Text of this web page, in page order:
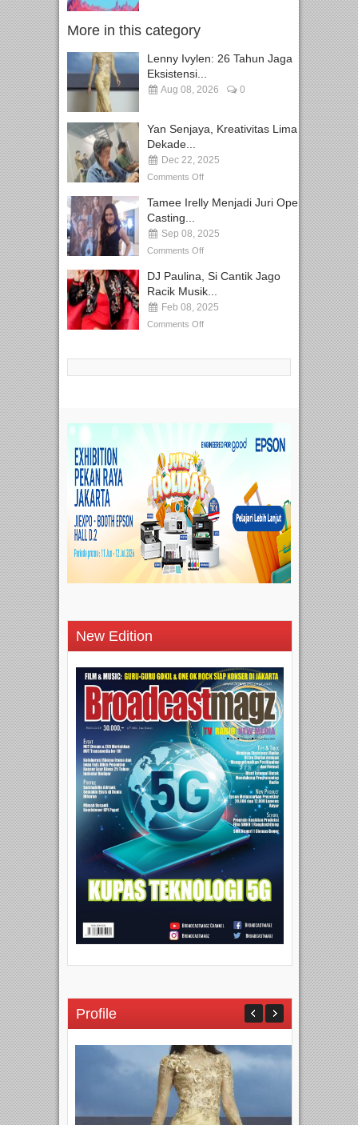
More in this category
Lenny Ivylen: 26 Tahun Jaga
Eksistensi...
Aug 08, 2026 0
Yan Senjaya, Kreativitas Lima
Dekade...
Dec 22, 2025
Comments Off
Tamee Irelly Menjadi Juri Open
Casting...
Sep 08, 2025
Comments Off
DJ Paulina, Si Cantik Jago
Racik Musik...
Feb 08, 2025
Comments Off
New Edition
Profile